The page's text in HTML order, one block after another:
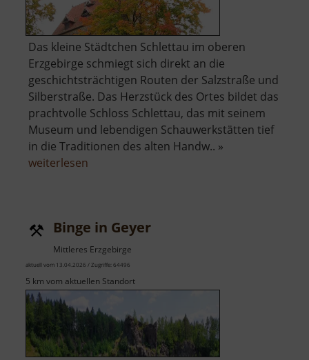
Das kleine Städtchen Schlettau im oberen
Erzgebirge schmiegt sich direkt an die
geschichtsträchtigen Routen der Salzstraße und
Silberstraße. Das Herzstück des Ortes bildet das
prachtvolle Schloss Schlettau, das mit seinem
Museum und lebendigen Schauwerkstätten tief
in die Traditionen des alten Handw.. »
weiterlesen
Binge in Geyer
Mittleres Erzgebirge
aktuell vom 13.04.2026 / Zugriffe: 64496
5 km vom aktuellen Standort